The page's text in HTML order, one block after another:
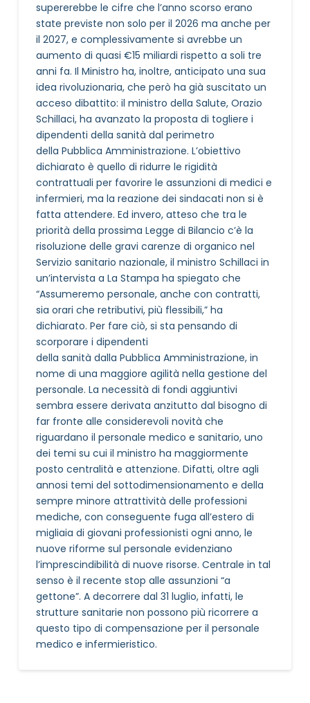
supererebbe le cifre che l’anno scorso erano
state previste non solo per il 2026 ma anche per
il 2027, e complessivamente si avrebbe un
aumento di quasi €15 miliardi rispetto a soli tre
anni fa. Il Ministro ha, inoltre, anticipato una sua
idea rivoluzionaria, che però ha già suscitato un
acceso dibattito: il ministro della Salute, Orazio
Schillaci, ha avanzato la proposta di togliere i
dipendenti della sanità dal perimetro
della Pubblica Amministrazione. L’obiettivo
dichiarato è quello di ridurre le rigidità
contrattuali per favorire le assunzioni di medici e
infermieri, ma la reazione dei sindacati non si è
fatta attendere. Ed invero, atteso che tra le
priorità della prossima Legge di Bilancio c’è la
risoluzione delle gravi carenze di organico nel
Servizio sanitario nazionale, il ministro Schillaci in
un’intervista a La Stampa ha spiegato che
“Assumeremo personale, anche con contratti,
sia orari che retributivi, più flessibili,” ha
dichiarato. Per fare ciò, si sta pensando di
scorporare i dipendenti
della sanità dalla Pubblica Amministrazione, in
nome di una maggiore agilità nella gestione del
personale. La necessità di fondi aggiuntivi
sembra essere derivata anzitutto dal bisogno di
far fronte alle considerevoli novità che
riguardano il personale medico e sanitario, uno
dei temi su cui il ministro ha maggiormente
posto centralità e attenzione. Difatti, oltre agli
annosi temi del sottodimensionamento e della
sempre minore attrattività delle professioni
mediche, con conseguente fuga all’estero di
migliaia di giovani professionisti ogni anno, le
nuove riforme sul personale evidenziano
l’imprescindibilità di nuove risorse. Centrale in tal
senso è il recente stop alle assunzioni “a
gettone”. A decorrere dal 31 luglio, infatti, le
strutture sanitarie non possono più ricorrere a
questo tipo di compensazione per il personale
medico e infermieristico.